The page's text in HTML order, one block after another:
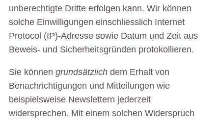
unberechtigte Dritte erfolgen kann. Wir können
solche Einwilligungen einschliesslich Internet
Protocol (IP)-Adresse sowie Datum und Zeit aus
Beweis- und Sicherheitsgründen protokollieren.
Sie können grundsätzlich dem Erhalt von
Benachrichtigungen und Mitteilungen wie
beispielsweise Newslettern jederzeit
widersprechen. Mit einem solchen Widerspruch